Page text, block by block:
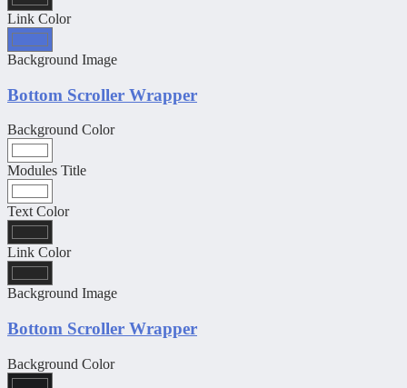
Link Color
Background Image
Bottom Scroller Wrapper
Background Color
Modules Title
Text Color
Link Color
Background Image
Bottom Scroller Wrapper
Background Color